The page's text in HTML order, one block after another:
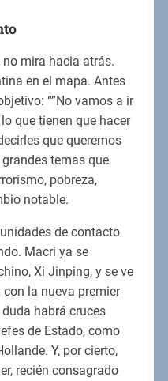
no mira hacia atrás.
en el mapa. Antes
“”No vamos a ir
que tienen que hacer
que queremos
temas que
pobreza,
notable.
de contacto
Macri ya se
Xi Jinping, y se ve
la nueva premier
habrá cruces
de Estado, como
Y, por cierto,
recién consagrado